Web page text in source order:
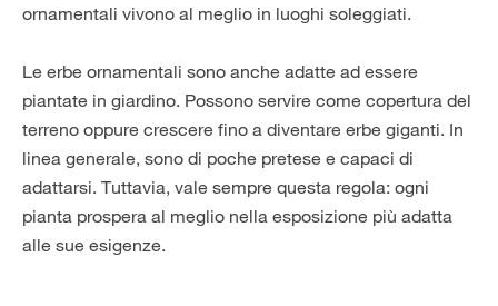
ornamentali vivono al meglio in luoghi soleggiati.
Le erbe ornamentali sono anche adatte ad essere
piantate in giardino. Possono servire come copertura del
terreno oppure crescere fino a diventare erbe giganti. In
linea generale, sono di poche pretese e capaci di
adattarsi. Tuttavia, vale sempre questa regola: ogni
pianta prospera al meglio nella esposizione più adatta
alle sue esigenze.